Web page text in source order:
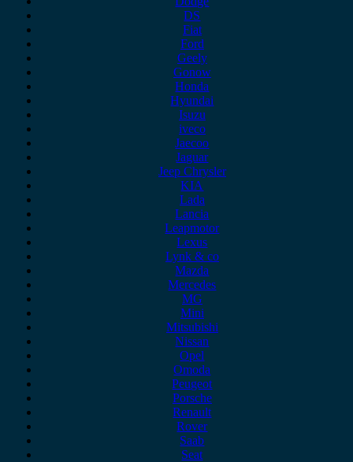
DS
Fiat
Ford
Geely
Gonow
Honda
Hyundai
Isuzu
iveco
Jaecoo
Jaguar
Jeep Chrysler
KIA
Lada
Lancia
Leapmotor
Lexus
Lynk & co
Mazda
Mercedes
MG
Mini
Mitsubishi
Nissan
Opel
Omoda
Peugeot
Porsche
Renault
Rover
Saab
Seat